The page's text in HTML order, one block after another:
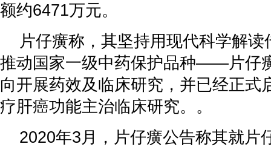
额约6471万元。
片仔癀称，其坚持用现代科学解
推动国家一级中药保护品种——片仔
向开展药效及临床研究，并已经正式
疗肝癌功能主治临床研究。。
2020年3月，片仔癀公告称其就片